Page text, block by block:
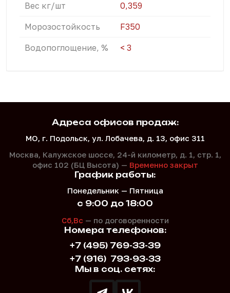
Вес кг/шт 0,359
Морозостойкость F350
Водопоглощение, % < 3
Адреса офисов продаж:
МО, г. Подольск, ул. Лобачева, д. 13, офис 311
Москва, Калужское шоссе, 24-й километр, д. 1, стр. 1,
офис 102 (БЦ Высота) — Временно закрыт
Номера телефонов:
+7 (495) 769-33-39
+7 (916) 793-93-33
График работы:
Понедельник — Пятница
с 9:00 до 18:00
Сб,Вс — по договоренности
Мы в соц. сетях: